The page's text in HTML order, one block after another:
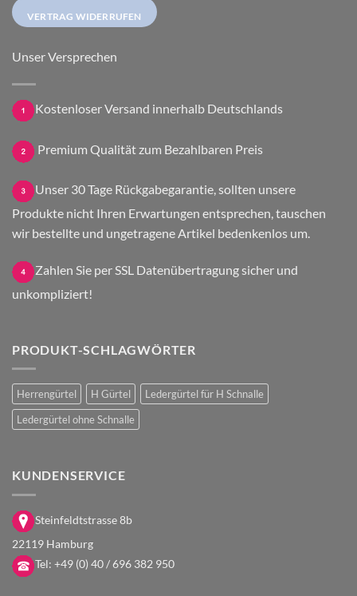
VERTRAG WIDERRUFEN
Unser Versprechen
Kostenloser Versand innerhalb Deutschlands
Premium Qualität zum Bezahlbaren Preis
Unser 30 Tage Rückgabegarantie, sollten unsere
Produkte nicht Ihren Erwartungen entsprechen, tauschen
wir bestellte und ungetragene Artikel bedenkenlos um.
Zahlen Sie per SSL Datenübertragung sicher und
unkompliziert!
PRODUKT-SCHLAGWÖRTER
Herrengürtel H Gürtel
Ledergürtel für H Schnalle
Ledergürtel ohne Schnalle
KUNDENSERVICE
Steinfeldtstrasse 8b
22119 Hamburg
Tel: +49 (0) 40 / 696 382 950